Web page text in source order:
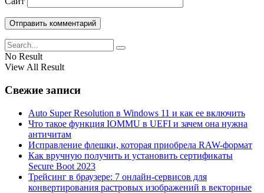
No Result
View All Result
Свежие записи
Auto Super Resolution в Windows 11 и как ее включить
Что такое функция IOMMU в UEFI и зачем она нужна
античитам
Исправление флешки, которая приобрела RAW-формат
Как вручную получить и установить сертификаты
Secure Boot 2023
Трейсинг в браузере: 7 онлайн-сервисов для
конвертирования растровых изображений в векторные